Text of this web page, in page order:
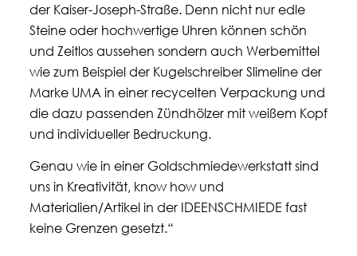
der Kaiser-Joseph-Straße. Denn nicht nur edle
Steine oder hochwertige Uhren können schön
und Zeitlos aussehen sondern auch Werbemittel
wie zum Beispiel der Kugelschreiber Slimeline der
Marke UMA in einer recycelten Verpackung und
die dazu passenden Zündhölzer mit weißem Kopf
und individueller Bedruckung.
Genau wie in einer Goldschmiedewerkstatt sind
uns in Kreativität, know how und
Materialien/Artikel in der IDEENSCHMIEDE fast
keine Grenzen gesetzt.“